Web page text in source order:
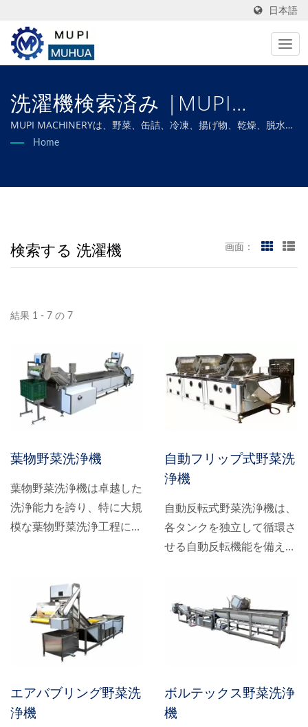
日本語
洗濯機検索済み |MUPI
MACHINERY CO., LTD.
MUPI MACHINERYは、野菜、缶詰、冷凍、揚げ物、乾燥、脱水食
品の加工ニーズすべてを満たすようにカスタマイズされた特注機
Home
検索する 洗濯機 画面：
結果 1 - 7 の 7
葉物野菜洗浄機
葉物野菜洗浄機は卓越した
洗浄能力を誇り、特に大規
模な葉物野菜洗浄工程に最
生産効率を大幅に向上させ
ます。さらに、当社は、カ
ット、昇降、洗浄、充填ま
でを合理化した生産ライン
を含む包括的な生産ソリュ
葉物野菜生産ラインの運用
要件を完全に満たします。
自動フリップ式野菜洗
浄機
自動反転式野菜洗浄機は、
各タンクを独立して循環さ
せる自動反転機能を備え、
操作も簡単で、徹底的な洗
浄を実現します。本機は複
数の洗浄タンクで構成され
ンクで小さな汚染物質を除
去、第3タンクで殺菌、第4
エアバブリング野菜洗
浄機
ボルテックス野菜洗浄
機